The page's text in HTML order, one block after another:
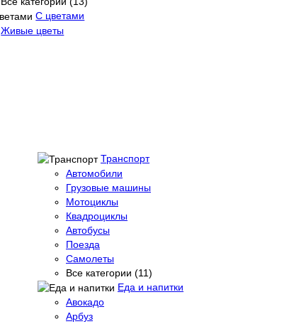
С цветами
Живые цветы
Транспорт
Автомобили
Грузовые машины
Мотоциклы
Квадроциклы
Автобусы
Поезда
Самолеты
Все категории (11)
Еда и напитки
Авокадо
Арбуз